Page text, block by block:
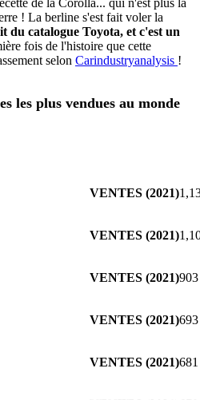
! La berline s'est fait voler la
du catalogue Toyota, et c'est un
fois de l'histoire que cette
selon Carindustryanalysis !
les plus vendues au monde
VENTES (2021)
VENTES (2021)
VENTES (2021)
VENTES (2021)
VENTES (2021)